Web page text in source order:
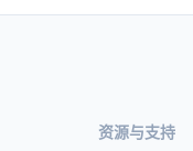
资源与支持